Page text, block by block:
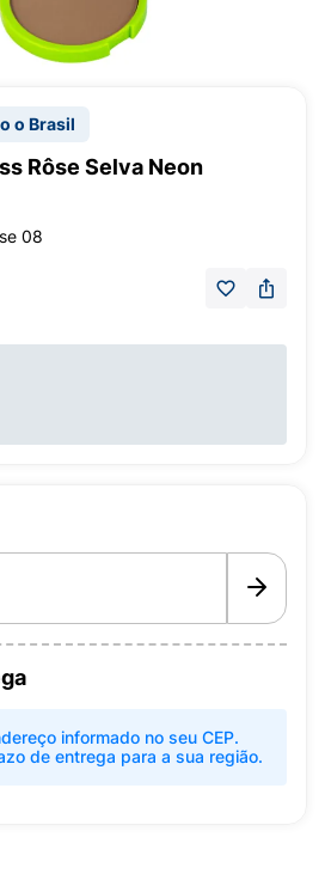
o Brasil
Rôse Selva Neon
08
informado no seu CEP.
de entrega para a sua região.